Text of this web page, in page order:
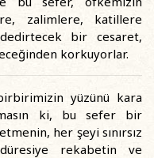
zalimlere, katillere
dedirtecek bir cesaret,
korkuyorlar.
yüzünü kara
ki, bu sefer bir
her şeyi sınırsız
rekabetin ve